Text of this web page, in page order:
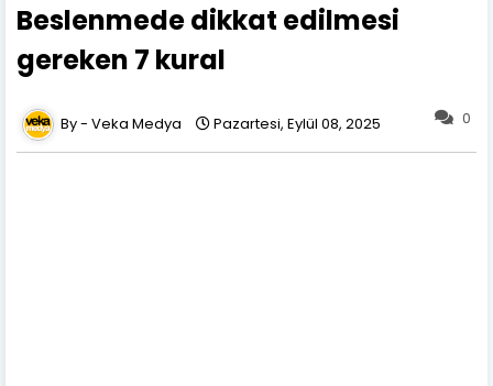
Beslenmede dikkat edilmesi
gereken 7 kural
0
Veka Medya Pazartesi, Eylül 08, 2025